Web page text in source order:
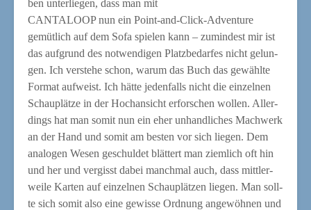
ben unter­lie­gen, dass man mit
CANTALOOP nun ein Point-and-Click-Adven­ture
gemüt­lich auf dem Sofa spie­len kann – zumin­dest mir ist
das auf­grund des not­wen­di­gen Platz­be­dar­fes nicht gelun­
gen. Ich ver­ste­he schon, war­um das Buch das gewähl­te
For­mat auf­weist. Ich hät­te jeden­falls nicht die ein­zel­nen
Schau­plät­ze in der Hoch­an­sicht erfor­schen wol­len. Aller­
dings hat man somit nun ein eher unhand­li­ches Mach­werk
an der Hand und somit am bes­ten vor sich lie­gen. Dem
ana­lo­gen Wesen geschul­det blät­tert man ziem­lich oft hin
und her und ver­gisst dabei manch­mal auch, dass mitt­ler­
wei­le Kar­ten auf ein­zel­nen Schau­plät­zen lie­gen. Man soll­
te sich somit also eine gewis­se Ord­nung ange­wöh­nen und